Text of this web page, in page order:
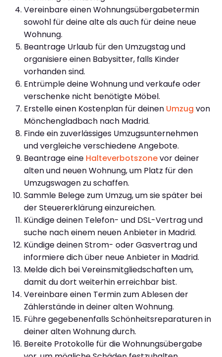
Vereinbare einen Wohnungsübergabetermin
sowohl für deine alte als auch für deine neue
Wohnung.
Beantrage Urlaub für den Umzugstag und
organisiere einen Babysitter, falls Kinder
vorhanden sind.
Entrümple deine Wohnung und verkaufe oder
verschenke nicht benötigte Möbel.
Erstelle einen Kostenplan für deinen Umzug von
Mönchengladbach nach Madrid.
Finde ein zuverlässiges Umzugsunternehmen
und vergleiche verschiedene Angebote.
Beantrage eine Halteverbotszonevor deiner
alten und neuen Wohnung, um Platz für den
Umzugswagen zu schaffen.
Sammle Belege zum Umzug, um sie später bei
der Steuererklärung einzureichen.
Kündige deinen Telefon- und DSL-Vertrag und
suche nach einem neuen Anbieter in Madrid.
Kündige deinen Strom- oder Gasvertrag und
informiere dich über neue Anbieter in Madrid.
Melde dich bei Vereinsmitgliedschaften um,
damit du dort weiterhin erreichbar bist.
Vereinbare einen Termin zum Ablesen der
Zählerstände in deiner alten Wohnung.
Führe gegebenenfalls Schönheitsreparaturen in
deiner alten Wohnung durch.
Bereite Protokolle für die Wohnungsübergabe